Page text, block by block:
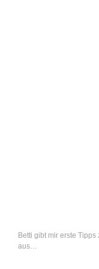
Betti gibt mir erste
aus…